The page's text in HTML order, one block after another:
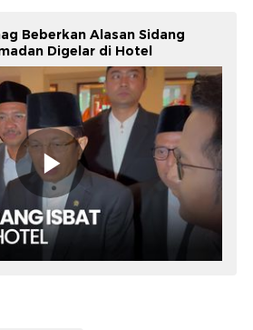
Beberkan Alasan Sidang
Digelar di Hotel